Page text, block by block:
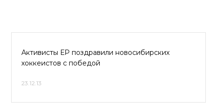
Активисты ЕР поздравили новосибирских
хоккеистов с победой
23.12.13